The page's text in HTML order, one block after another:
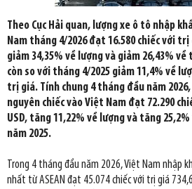
Theo Cục Hải quan, lượng xe ô tô nhập
Nam tháng 4/2026 đạt 16.580 chiếc với
giảm 34,35% về lượng và giảm 26,43%
còn so với tháng 4/2025 giảm 11,4% về
trị giá. Tính chung 4 tháng đầu năm
nguyên chiếc vào Việt Nam đạt 72.290
USD, tăng 11,22% về lượng và tăng
năm 2025.
Trong 4 tháng đầu năm 2026, Việt Nam nhập
nhất từ ASEAN đạt 45.074 chiếc với trị giá